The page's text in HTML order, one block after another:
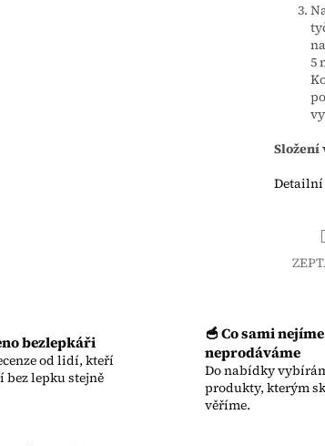
5
Složení
bezlepkáři
od lidí, kteří
bez lepku stejně
🥣 Co sami
neprodáváme
Do nabídky
produkty, kterým
věříme.